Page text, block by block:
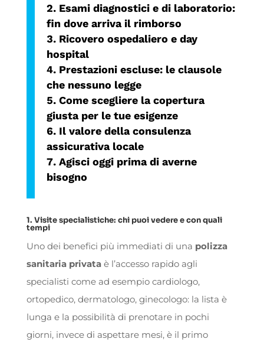
Esami diagnostici e di laboratorio:
fin dove arriva il rimborso
Ricovero ospedaliero e day
hospital
Prestazioni escluse: le clausole
che nessuno legge
Come scegliere la copertura
giusta per le tue esigenze
Il valore della consulenza
assicurativa locale
Agisci oggi prima di averne
bisogno
1. Visite specialistiche: chi puoi vedere e con quali
tempi
Uno dei benefici più immediati di una polizza
sanitaria privataè l’accesso rapido agli
specialisti come ad esempio cardiologo,
ortopedico, dermatologo, ginecologo: la lista è
lunga e la possibilità di prenotare in pochi
giorni, invece di aspettare mesi, è il primo